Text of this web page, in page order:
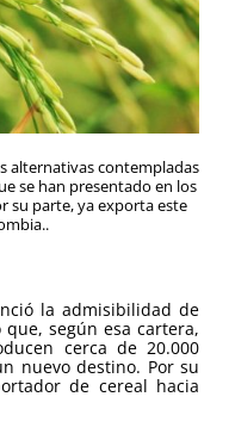
alternativas contempladas
se han presentado en los
su parte, ya exporta este
la admisibilidad de
según esa cartera,
cerca de 20.000
nuevo destino. Por su
de cereal hacia